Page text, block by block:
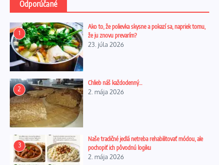
Odporúčané
1
Ako to, že polievka skysne a pokazí sa, napriek tomu,
že ju znovu prevarím?
23. júla 2026
2
Chlieb náš každodenný…
2. mája 2026
3
Naše tradičné jedlá netreba rehabilitovať módou, ale
pochopiť ich pôvodnú logiku
2. mája 2026